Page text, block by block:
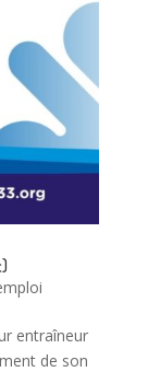
entraîneur
de son